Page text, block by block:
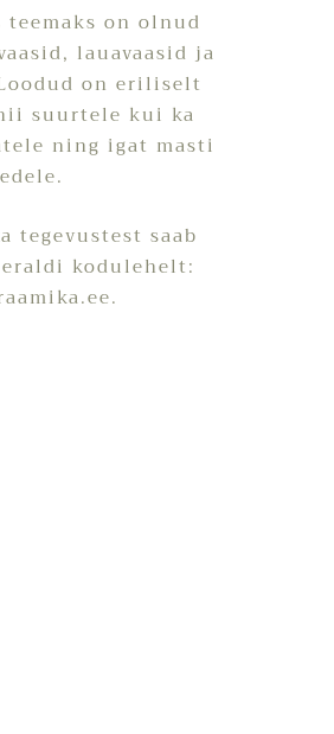
teemaks on olnud
lauavaasid ja
on eriliselt
suurtele kui ka
ning igat masti
tegevustest saab
kodulehelt:
.